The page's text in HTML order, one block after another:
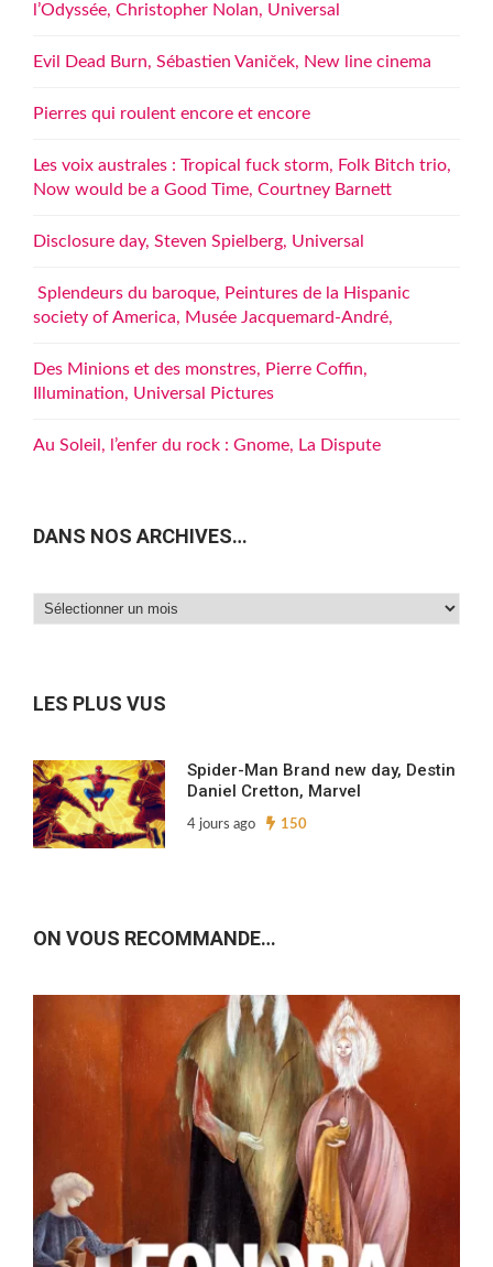
l’Odyssée, Christopher Nolan, Universal
Evil Dead Burn, Sébastien Vaniček, New line cinema
Pierres qui roulent encore et encore
Les voix australes : Tropical fuck storm, Folk Bitch trio,
Now would be a Good Time, Courtney Barnett
Disclosure day, Steven Spielberg, Universal
Splendeurs du baroque, Peintures de la Hispanic
society of America, Musée Jacquemard-André,
Des Minions et des monstres, Pierre Coffin,
Illumination, Universal Pictures
Au Soleil, l’enfer du rock : Gnome, La Dispute
DANS NOS ARCHIVES…
Dans
LES PLUS VUS
Spider-Man Brand new day, Destin
Daniel Cretton, Marvel
4 jours ago 150
ON VOUS RECOMMANDE…